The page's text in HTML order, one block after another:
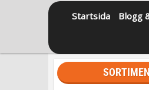
Startsida Blogg